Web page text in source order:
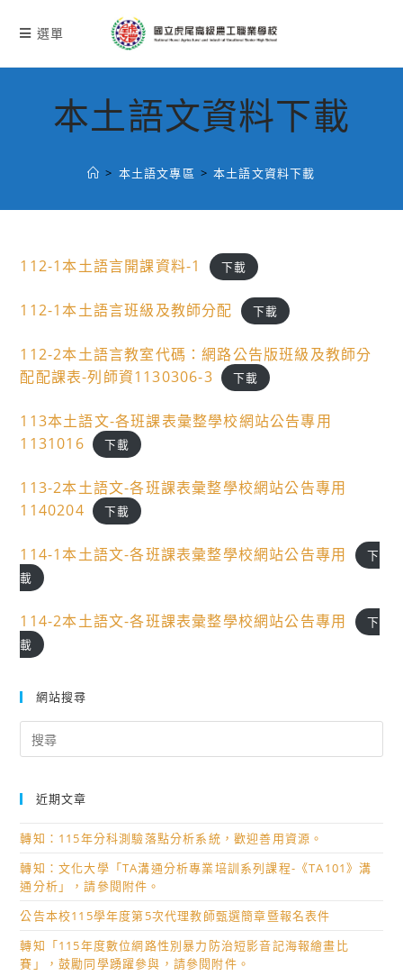
選單
本土語文資料下載
> 本土語文專區 > 本土語文資料下載
112-1本土語言開課資料-1 下載
112-1本土語言班級及教師分配 下載
112-2本土語言教室代碼：網路公告版班級及教師分
配配課表-列師資1130306-3
下載
113本土語文-各班課表彙整學校網站公告專用
1131016
下載
113-2本土語文-各班課表彙整學校網站公告專用
1140204
下載
114-1本土語文-各班課表彙整學校網站公告專用
下
載
114-2本土語文-各班課表彙整學校網站公告專用
下
載
網站搜尋
for:
近期文章
轉知：115年分科測驗落點分析系統，歡迎善用資源。
轉知：文化大學「TA溝通分析專業培訓系列課程-《TA101》溝
通分析」，請參閱附件。
公告本校115學年度第5次代理教師甄選簡章暨報名表件
轉知「115年度數位網路性別暴力防治短影音記海報繪畫比
賽」，鼓勵同學踴躍參與，請參閱附件。